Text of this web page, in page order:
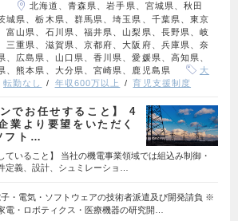
北海道、青森県、岩手県、宮城県、秋田
城県、栃木県、群馬県、埼玉県、千葉県、東京
富山県、石川県、福井県、山梨県、長野県、岐
三重県、滋賀県、京都府、大阪府、兵庫県、奈
、広島県、山口県、香川県、愛媛県、高知県、
、熊本県、大分県、宮崎県、鹿児島県
大
転勤なし 年収600万以上 育児支援制度
でお任せすること】 4
業より要望をいただく
フト…
ていること】 当社の機電事業領域では組込み制御・
定義、設計、シュミレーショ…
子・電気・ソフトウェアの技術者派遣及び開発請負 ※
電・ロボティクス・医療機器の研究開…